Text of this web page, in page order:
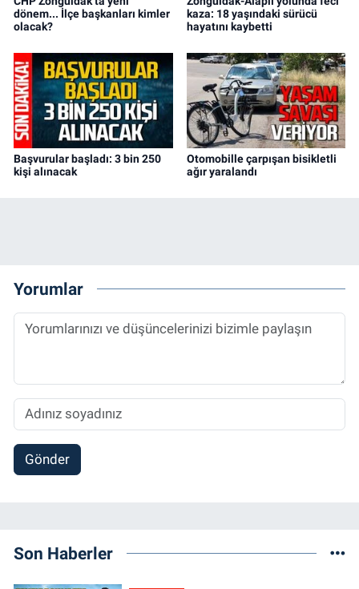
dönem... İlçe başkanları kimler
olacak?
kaza: 18 yaşındaki sürücü
hayatını kaybetti
Başvurular başladı: 3 bin 250
kişi alınacak
Otomobille çarpışan bisikletli
ağır yaralandı
Yorumlar
Gönder
Son Haberler